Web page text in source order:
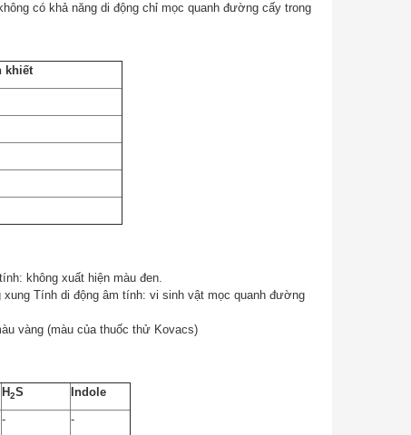
có khả năng di động chỉ mọc quanh đường cấy trong
khiết
không xuất hiện màu đen.
Tính di động âm tính: vi sinh vật mọc quanh đường
vàng (màu của thuốc thử Kovacs)
H2S
Indole
-
-
MELAB Columbia Agar + 5% Sheep